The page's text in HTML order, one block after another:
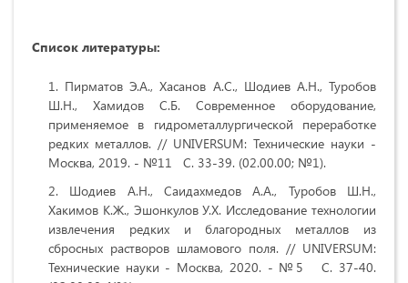
Список литературы:
Пирматов Э.А., Хасанов А.С., Шодиев А.Н., Туробов
Ш.Н., Хамидов С.Б. Современное оборудование,
применяемое в гидрометаллургической переработке
редких металлов. // UNIVERSUM: Технические науки -
Москва, 2019. - №11 C. 33-39. (02.00.00; №1).
Шодиев А.Н., Саидахмедов А.А., Туробов Ш.Н.,
Хакимов К.Ж., Эшонкулов У.Х. Исследование технологии
извлечения редких и благородных металлов из
сбросных растворов шламового поля. // UNIVERSUM:
Технические науки - Москва, 2020. - №5 C. 37-40.